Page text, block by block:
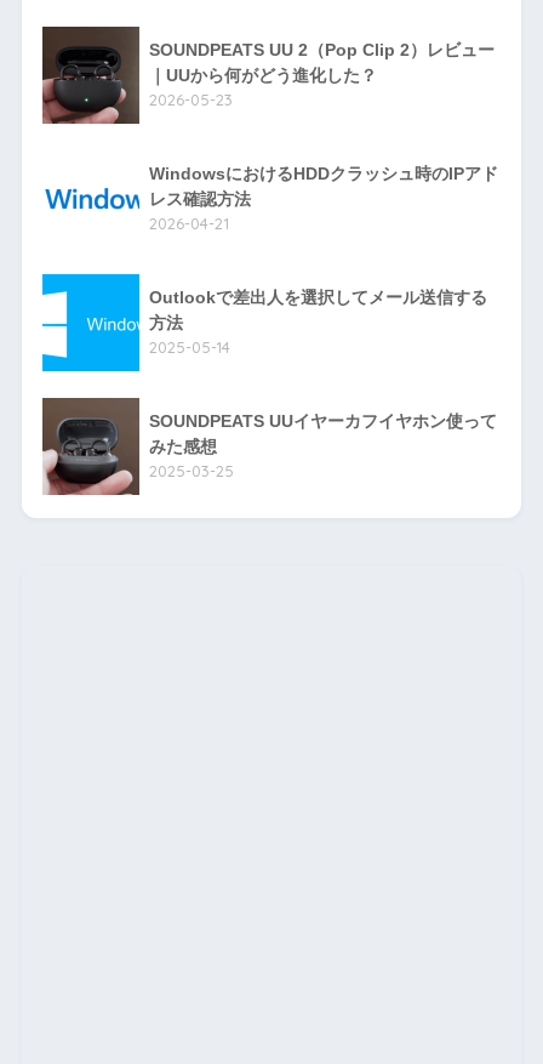
SOUNDPEATS UU 2（Pop Clip 2）レビュー
｜UUから何がどう進化した？
2026-05-23
WindowsにおけるHDDクラッシュ時のIPアド
レス確認方法
2026-04-21
Outlookで差出人を選択してメール送信する
方法
2025-05-14
SOUNDPEATS UUイヤーカフイヤホン使って
みた感想
2025-03-25